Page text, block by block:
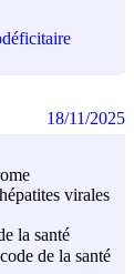
virales
la santé
de la santé
18/11/2025